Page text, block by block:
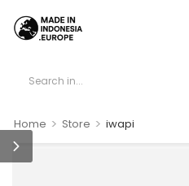
Home > Store > iwapi